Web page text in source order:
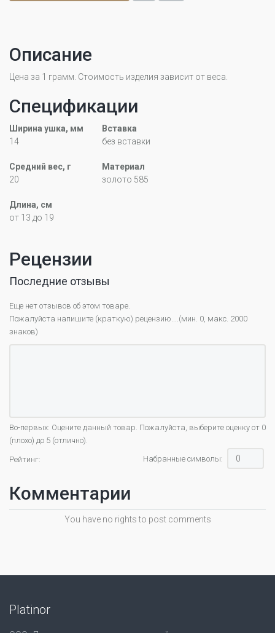
Описание
Цена за 1 грамм. Стоимость изделия зависит от веса.
Спецификации
Ширина ушка, мм
14
Вставка
без вставки
Средний вес, г
20
Материал
золото 585
Длина, см
от 13 до 19
Рецензии
Последние отзывы
Еще нет отзывов об этом товаре.
Пожалуйста напишите (краткую) рецензию....(мин. 0, макс. 2000
знаков)
Во-первых: Оцените данный товар. Пожалуйста, выберите оценку от 0
(плохо) до 5 (отлично).
Рейтинг: Набранные символы:
Комментарии
You have no rights to post comments
Platinor